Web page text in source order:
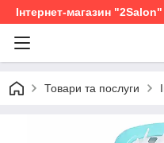
Інтернет-магазин "2Salon"
Товари та послуги